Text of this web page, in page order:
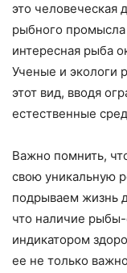
это человеческая
рыбного промысла
интересная рыба
Ученые и экологи
этот вид, вводя
естественные
Важно помнить,
свою уникальную
подрываем жизнь
что наличие
индикатором
ее не только